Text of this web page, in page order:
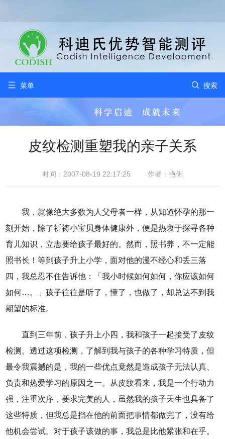
 菜单  搜索
皮纹检测重塑我的亲子关系
时间：2007-08-19 22:17:25 作者：艳俐
我，就像绝大多数为人父母者一样，从知道怀孕的那一
刻开始，除了祈祷小宝贝身体健康外，便是热衷于探寻各种
育儿知识，立志要给孩子最好的。然而，照书养，不一定能
照书长！等到孩子升上小学，面对他的漫不经心和丢三落
四，我总忍不住告诉他：「我小时候如何如何，你应该如何
如何…。」孩子往往是听了，懂了，也做了，却总达不到我
期望的标准。
直到三年前，孩子升上小四，我和孩子一起接受了皮纹
检测。透过这项检测，了解到我与孩子的各种学习特质，但
最令我震撼的是，我的一些优点竟然是造成孩子无法认真、
负责和热爱学习的原因之一。从皮纹看来，我是一个行动力
强，注重次序，要求完美的人，虽然我的孩子天生也具备了
这些特质，但我总是挡在他的前面把事情都做完了，没有给
他机会尝试。对于孩子该做的事，我总是比他紧张和在乎。